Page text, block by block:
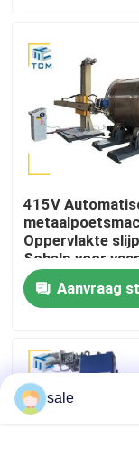
Over ons
Fabriekstocht
Neem contact
Nieuws
Vraag een
415V
Oppervlakte
Schelp voor
Aanvraag
sale